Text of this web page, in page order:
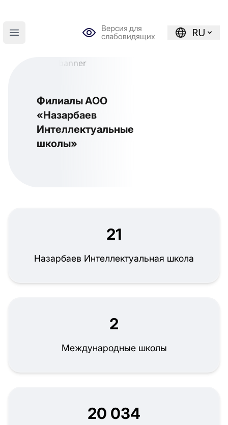
Open main menu
Версия для
слабовидящих
RU
Филиалы АОО
«Назарбаев
Интеллектуальные
школы»
21
Назарбаев Интеллектуальная школа
2
Международные школы
20 034